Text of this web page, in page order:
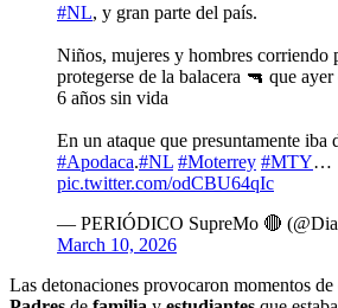
#NL, y gran parte del país.
Niños, mujeres y hombres corriendo
protegerse de la balacera 🔫 que
6 años sin vida
En un ataque que presuntamente iba
#Apodaca.#NL #Moterrey #MTY…
pic.twitter.com/odCBU64qIc
— PERIÓDICO SupreMo 🔴
March 10, 2026
Las detonaciones provocaron momentos